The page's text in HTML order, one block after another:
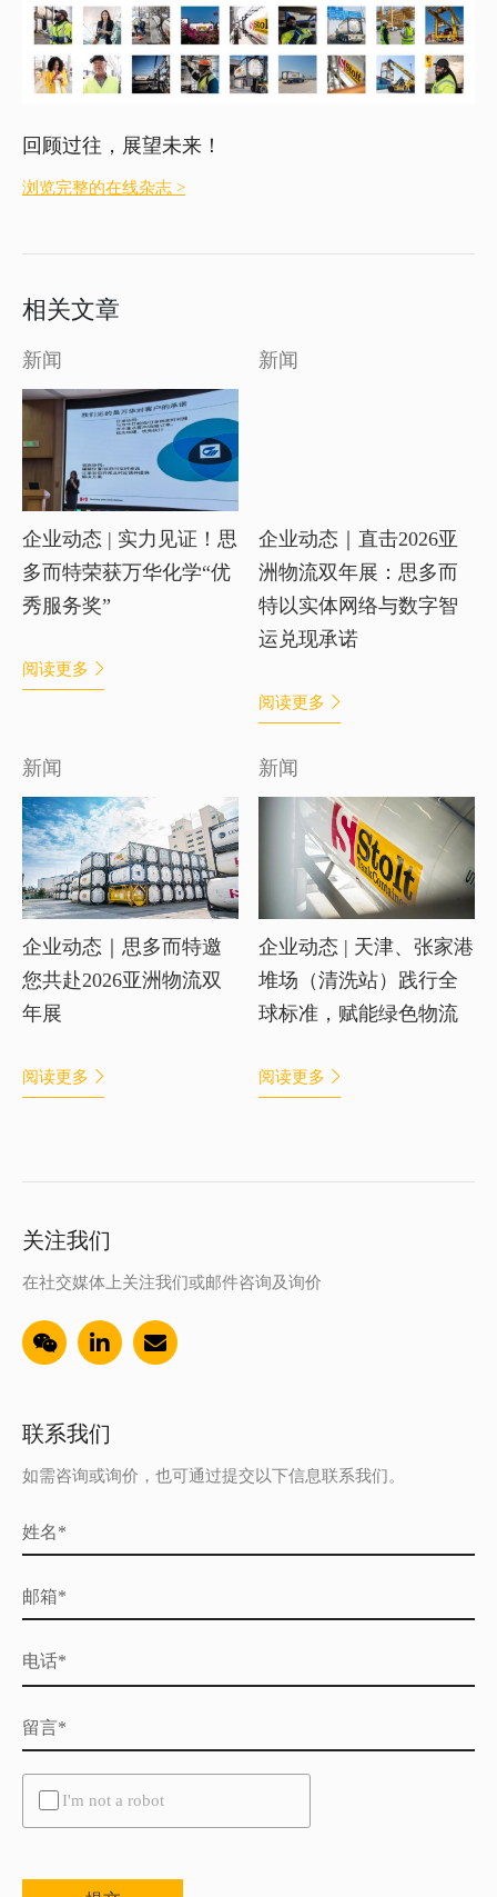
回顾过往，展望未来！
浏览完整的在线杂志 >
相关文章
新闻
企业动态 | 实力见证！思
多而特荣获万华化学“优
秀服务奖”
阅读更多
新闻
企业动态｜直击2026亚
洲物流双年展：思多而
特以实体网络与数字智
运兑现承诺
阅读更多
新闻
企业动态｜思多而特邀
您共赴2026亚洲物流双
年展
阅读更多
新闻
企业动态 | 天津、张家港
堆场（清洗站）践行全
球标准，赋能绿色物流
阅读更多
关注我们
在社交媒体上关注我们或邮件咨询及询价
联系我们
如需咨询或询价，也可通过提交以下信息联系我们。
姓名*
邮箱*
电话*
留言*
I'm not a robot